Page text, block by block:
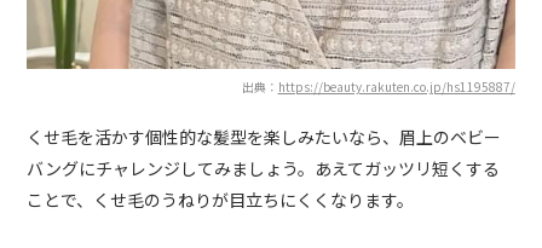
出典： https://beauty.rakuten.co.jp/hs1195887/
くせ毛を活かす個性的な髪型を楽しみたいなら、眉上のベビー
バングにチャレンジしてみましょう。あえてガッツリ短くする
ことで、くせ毛のうねりが目立ちにくくなります。